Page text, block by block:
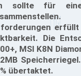
sollte für
Die
MSI K8N
übertaktet.